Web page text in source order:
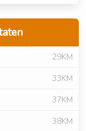
29KM
33KM
37KM
38KM